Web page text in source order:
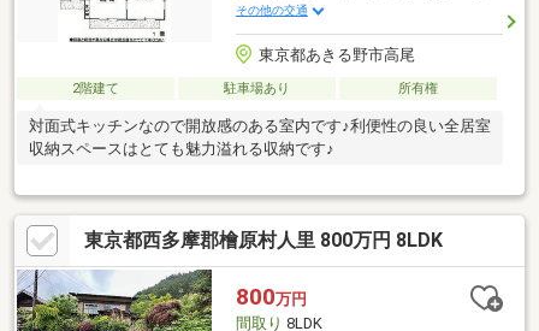
その他の交通
東京都あきる野市高尾
2階建て 駐車場あり 所有権
対面式キッチンなので開放感のある室内です♪利便性の良い全居室
収納スペースはとても魅力溢れる収納です♪
東京都西多摩郡檜原村人里 800万円 8LDK
800万円
間取り 8LDK